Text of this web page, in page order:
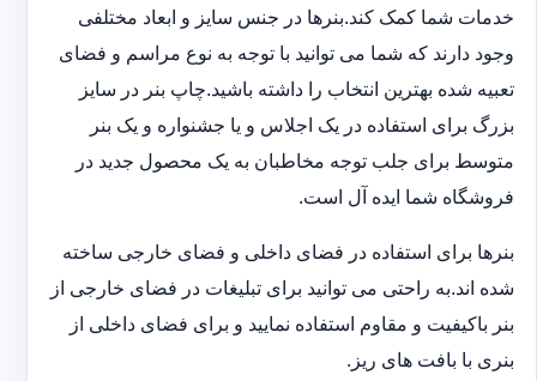
خدمات شما کمک کند.بنرها در جنس سایز و ابعاد مختلفی
وجود دارند که شما می توانید با توجه به نوع مراسم و فضای
تعبیه شده بهترین انتخاب را داشته باشید.چاپ بنر در سایز
بزرگ برای استفاده در یک اجلاس و یا جشنواره و یک بنر
متوسط برای جلب توجه مخاطبان به یک محصول جدید در
فروشگاه شما ایده آل است.
بنرها برای استفاده در فضای داخلی و فضای خارجی ساخته
شده اند.به راحتی می توانید برای تبلیغات در فضای خارجی از
بنر باکیفیت و مقاوم استفاده نمایید و برای فضای داخلی از
بنری با بافت های ریز.